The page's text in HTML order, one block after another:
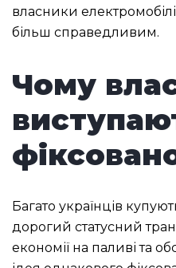
власники
більш справедливим.
Чому
Багато українців
дорогий статусний
економії на паливі та